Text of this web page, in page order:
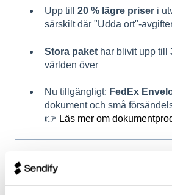
Upp till 20 % lägre priser i
särskilt där "Udda ort"-
Stora paket har blivit upp till
världen över
Nu tillgängligt: FedEx
dokument och små
👉 Läs mer om
📦UPS